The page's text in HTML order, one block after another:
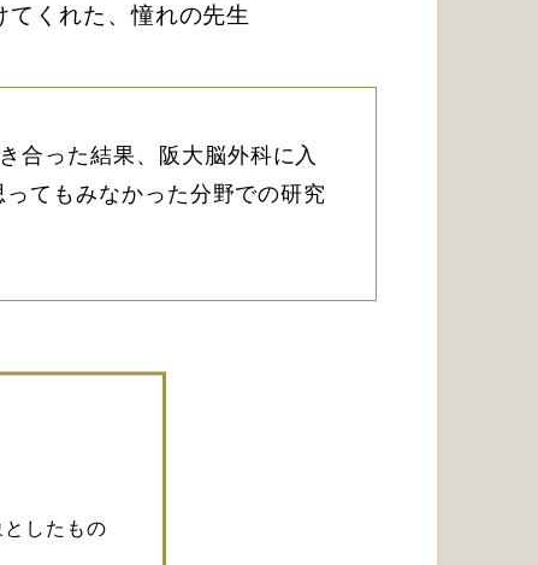
したもの
てくれた、憧れの先生
合った結果、阪大脳外科に入
てもみなかった分野での研究